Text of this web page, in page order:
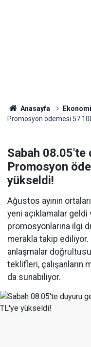
Anasayfa Ekonomi
Promosyon ödemesi
Sabah 08.05'te
Promosyon
yükseldi!
Ağustos ayının
yeni açıklamalar
promosyonlarına ilgi
merakla takip ediliyor.
anlaşmalar
teklifleri, çalışanların
da sunabiliyor.